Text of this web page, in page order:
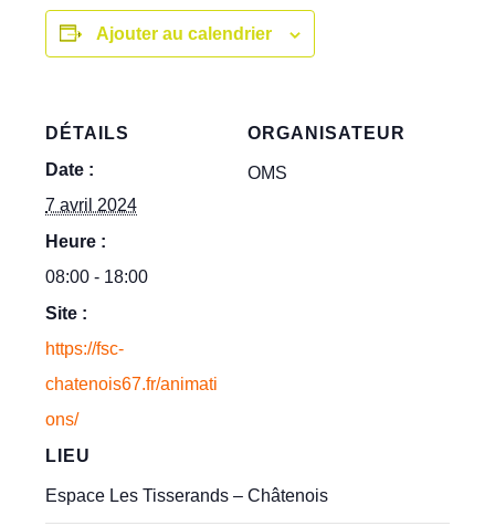
Ajouter au calendrier
DÉTAILS
Date :
7 avril 2024
Heure :
08:00 - 18:00
Site :
https://fsc-
chatenois67.fr/animati
ons/
LIEU
Espace Les Tisserands – Châtenois
ORGANISATEUR
OMS